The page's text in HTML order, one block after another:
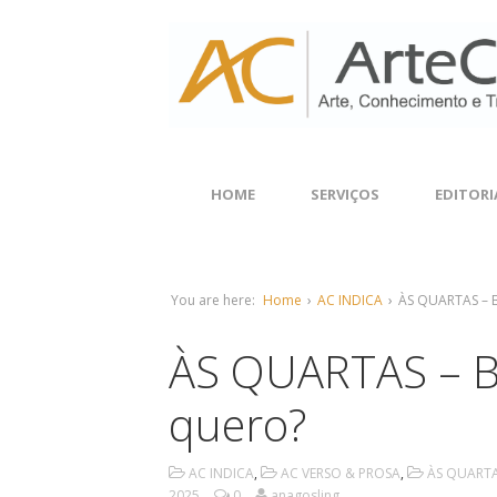
HOME SERVIÇOS
You are here: Home › AC INDICA › ÀS QUARTAS
ÀS QUARTAS –
quero?
AC INDICA, AC VERSO & PROSA,
ÀS